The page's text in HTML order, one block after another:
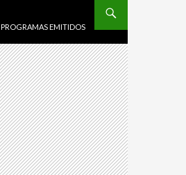
PROGRAMAS EMITIDOS